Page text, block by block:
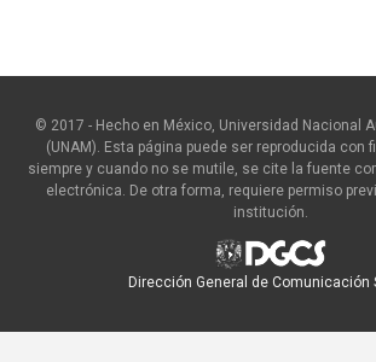
© 2017 - Hecho en México, Universidad Nacional
(UNAM). Esta página puede ser reproducida con
siempre y cuando no se mutile, se cite la fuente
electrónica. De otra forma, requiere permiso
institución.
Dirección General de Comunicación